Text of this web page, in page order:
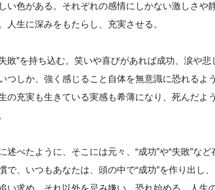
い色がある。それぞれの感情にしかない激しさや
生に深みをもたらし、充実させる。
敗”を持ち込む。笑いや喜びがあれば成功、涙や
つしか、強く感じること自体を無意識に恐れるよ
の充実も生きている実感も希薄になり、死んだよ
べたように、そこには元々、“成功”や“失敗”など
、いつもあなたは、頭の中で“成功”を作り出し
い求め、それ以外を忌み嫌い、恐れ始める。人生